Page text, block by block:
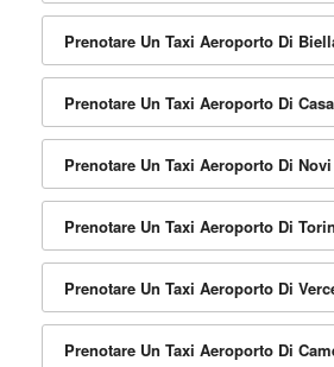
Prenotare Un Taxi Aeroporto Di
Prenotare Un Taxi Aeroporto Di
Prenotare Un Taxi Aeroporto Di
Prenotare Un Taxi Aeroporto Di
Prenotare Un Taxi Aeroporto Di
Prenotare Un Taxi Aeroporto Di